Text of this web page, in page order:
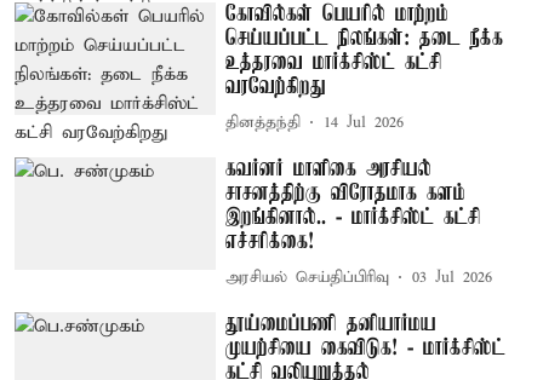
கோவில்கள் பெயரில் மாற்றம்
செய்யப்பட்ட நிலங்கள்: தடை நீக்க
உத்தரவை மார்க்சிஸ்ட் கட்சி
வரவேற்கிறது
தினத்தந்தி 14 Jul 2026
கவர்னர் மாளிகை அரசியல்
சாசனத்திற்கு விரோதமாக களம்
இறங்கினால்.. - மார்க்சிஸ்ட் கட்சி
எச்சரிக்கை!
அரசியல் செய்திப்பிரிவு 03 Jul 2026
தூய்மைப்பணி தனியார்மய
முயற்சியை கைவிடுக! - மார்க்சிஸ்ட்
கட்சி வலியுறுத்தல்